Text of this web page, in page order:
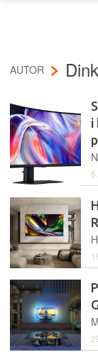
AUTOR
i